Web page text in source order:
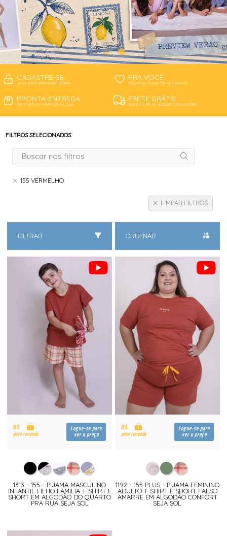
CADASTRE-SE
SEJA UMA REVENDEDORA
PRA VOCÊ
PEÇAS QUE SÃO TENDÊNCIAS!
PRONTA-ENTREGA
DA FÁBRICA PARA SUA LOJA
FRETE GRÁTIS
CONSULTE AS NOSSAS CONDIÇÕES
FILTROS SELECIONADOS
155 VERMELHO
LIMPAR FILTROS
FILTRAR ORDENAR
R$
para revenda
Logue-se para
ver o preço
1313 - 155 - PIJAMA MASCULINO
INFANTIL FILHO FAMILIA T-SHIRT E
SHORT EM ALGODÃO DO QUARTO
PRA RUA SEJA SOL
R$
para revenda
Logue-se para
ver o preço
1192 - 155 PLUS - PIJAMA FEMININO
ADULTO T-SHIRT E SHORT FALSO
AMARRE EM ALGODÃO CONFORT
SEJA SOL